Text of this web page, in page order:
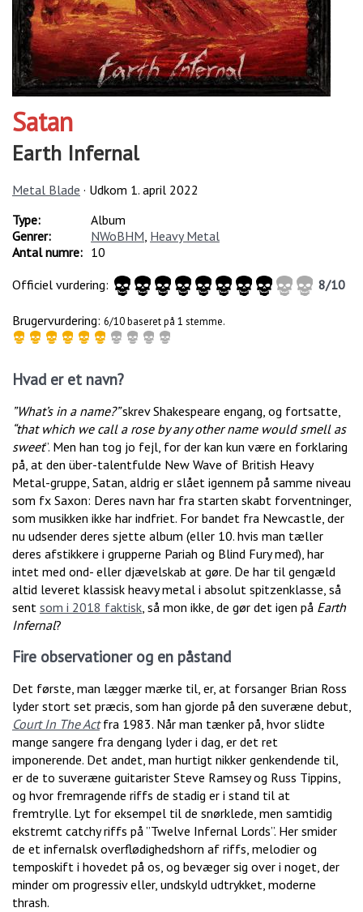
Satan
Earth Infernal
Metal Blade · Udkom 1. april 2022
Type:
Album
Genrer:
NWoBHM Heavy Metal
Antal numre: 10
Officiel vurdering:
8/10
Brugervurdering: 6/10 baseret på 1 stemme.
Hvad er et navn?
”What’s in a name?”skrev Shakespeare engang, og fortsatte,
“that which we call a rose by any other name would smell as
sweet”. Men han tog jo fejl, for der kan kun være en forklaring
på, at den über-talentfulde New Wave of British Heavy
Metal-gruppe, Satan, aldrig er slået igennem på samme niveau
som fx Saxon: Deres navn har fra starten skabt forventninger,
som musikken ikke har indfriet. For bandet fra Newcastle, der
nu udsender deres sjette album (eller 10. hvis man tæller
deres afstikkere i grupperne Pariah og Blind Fury med), har
intet med ond- eller djævelskab at gøre. De har til gengæld
altid leveret klassisk heavy metal i absolut spitzenklasse, så
sent som i 2018 faktisk, så mon ikke, de gør det igen på Earth
Infernal?
Fire observationer og en påstand
Det første, man lægger mærke til, er, at forsanger Brian Ross
lyder stort set præcis, som han gjorde på den suveræne debut,
Court In The Actfra 1983. Når man tænker på, hvor slidte
mange sangere fra dengang lyder i dag, er det ret
imponerende. Det andet, man hurtigt nikker genkendende til,
er de to suveræne guitarister Steve Ramsey og Russ Tippins,
og hvor fremragende riffs de stadig er i stand til at
fremtrylle. Lyt for eksempel til de snørklede, men samtidig
ekstremt catchy riffs på ”Twelve Infernal Lords”. Her smider
de et infernalsk overflødighedshorn af riffs, melodier og
temposkift i hovedet på os, og bevæger sig over i noget, der
minder om progressiv eller, undskyld udtrykket, moderne
thrash.